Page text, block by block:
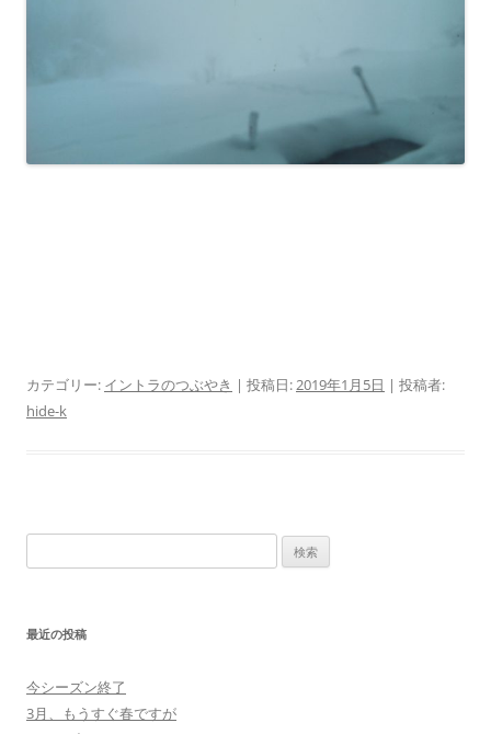
カテゴリー: イントラのつぶやき | 投稿日:2019年1月5日 | 投稿者:
hide-k
索
最近の投稿
今シーズン終了
3月、もうすぐ春ですが